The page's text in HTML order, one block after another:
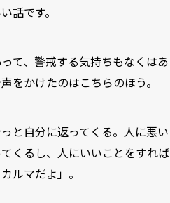
話です。
て、警戒する気持ちもなくはあ
をかけたのはこちらのほう。
と自分に返ってくる。人に悪い
くるし、人にいいことをすれば
ルマだよ」。